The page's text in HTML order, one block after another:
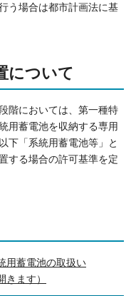
う場合は都市計画法に基
について
階においては、第一種特
用蓄電池を収納する専用
下「系統用蓄電池等」と
する場合の許可基準を定
用蓄電池の取扱い
きます）